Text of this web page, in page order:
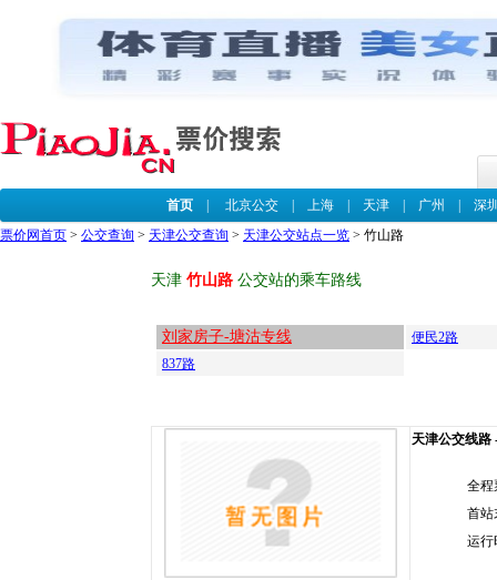
首页| 北京公交| 上海| 天津| 广州
深
票价网首页 > 公交查询 > 天津公交查询 > 天津公交站点一览 > 竹山路
天津 竹山路 公交站的乘车路线
刘家房子-塘沽专线
便民2路
837路
天津公交线路
全程
首站
运行